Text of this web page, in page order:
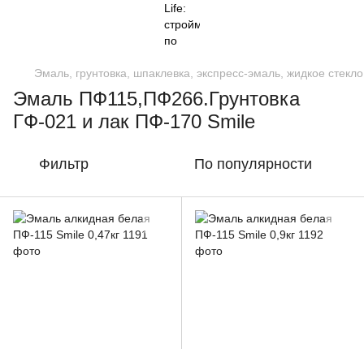
Эмаль, грунтовка, шпаклевка, экспресс-эмаль, жидкое
Эмаль ПФ115,ПФ266.Грунтовка
ГФ-021 и лак ПФ-170 Smile
Фильтр По популярности